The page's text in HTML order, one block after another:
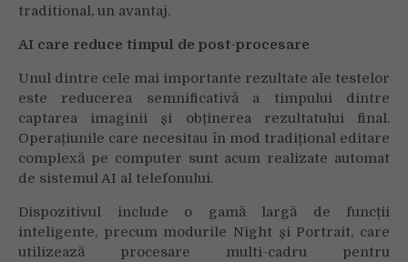
traditional, un avantaj.
AI care reduce timpul de post-procesare
Unul dintre cele mai importante rezultate ale testelor
este reducerea semnificativă a timpului dintre
captarea imaginii și obținerea rezultatului final.
Operațiunile care necesitau în mod tradițional editare
complexă pe computer sunt acum realizate automat
de sistemul AI al telefonului.
Dispozitivul include o gamă largă de funcții
inteligente, precum modurile Night și Portrait, care
utilizează procesare multi-cadru pentru